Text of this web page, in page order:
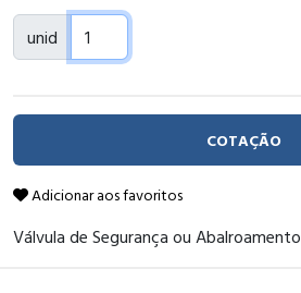
unid
COTAÇÃO
Adicionar aos favoritos
Válvula de Segurança ou Abalroamento